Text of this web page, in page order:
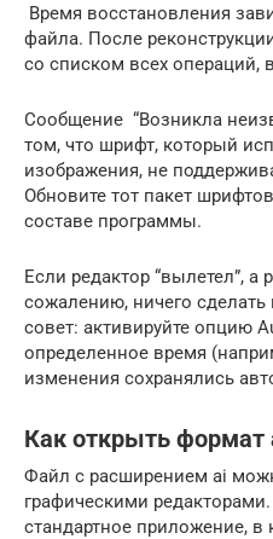
Время восстановления
файла. После
со списком всех
Сообщение “Возникла
том, что шрифт, который
изображения, не
Обновите тот пакет
составе программы.
Если редактор “вылетел”, а
сожалению, ничего
совет: активируйте опцию
определенное время
изменения сохранялись
Как открыть формат
Файл с расширением ai
графическими
стандартное приложение,